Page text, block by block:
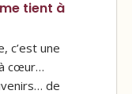
tient à
c’est une
cœur…
de